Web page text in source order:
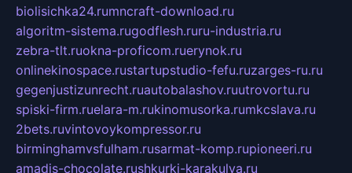
biolisichka24.rumncraft-download.ru
algoritm-sistema.rugodflesh.ruru-industria.ru
zebra-tlt.ruokna-proficom.ruerynok.ru
onlinekinospace.rustartupstudio-fefu.ruzarges-ru.ru
gegenjustizunrecht.ruautobalashov.ruutrovortu.ru
spiski-firm.ruelara-m.rukinomusorka.rumkcslava.ru
2bets.ruvintovoykompressor.ru
birminghamvsfulham.rusarmat-komp.rupioneeri.ru
amadis-chocolate.rushkurki-karakulya.ru